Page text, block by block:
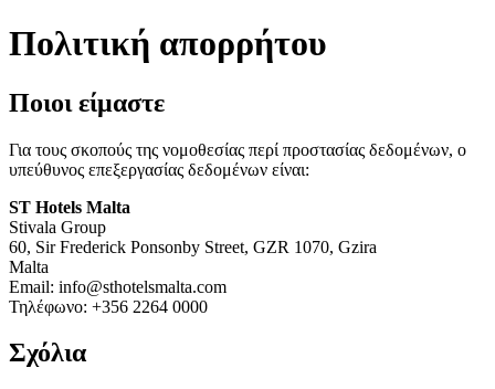
Πολιτική απορρήτου
Ποιοι είμαστε
Για τους σκοπούς της νομοθεσίας περί προστασίας δεδομένων, ο
υπεύθυνος επεξεργασίας δεδομένων είναι:
ST Hotels Malta
Stivala Group
60, Sir Frederick Ponsonby Street, GZR 1070, Gzira
Malta
Email: info@sthotelsmalta.com
Τηλέφωνο: +356 2264 0000
Σχόλια